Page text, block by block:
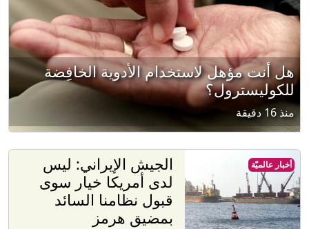
هل أنت مؤهل لاستخدام الأدوية الخافِضة
للكوليسترول؟
منذ 16 دقيقة
الجيش الإيراني: ليس
لدى أمريكا خيار سوى
قبول نظامنا السائد
بمضيق هرمز
أخبار عالميّة